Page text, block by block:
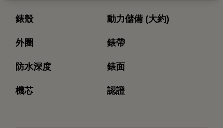
錶殼
外圈
防水深度
機芯
動力儲備 (大約)
錶帶
錶面
認證